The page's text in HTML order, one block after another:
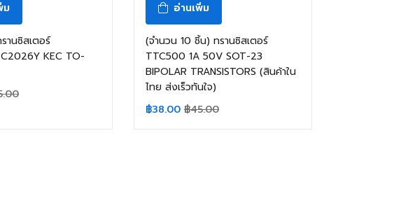
ม
านซิสเตอร์
KEC TO-
อ่านเพิ่ม
(จำนวน 10 ชิ้น) ทรานซิสเตอร์
TTC500 1A 50V SOT-23
BIPOLAR TRANSISTORS (สินค้าใน
ไทย ส่งเร็วทันใจ)
฿38.00 ฿45.00